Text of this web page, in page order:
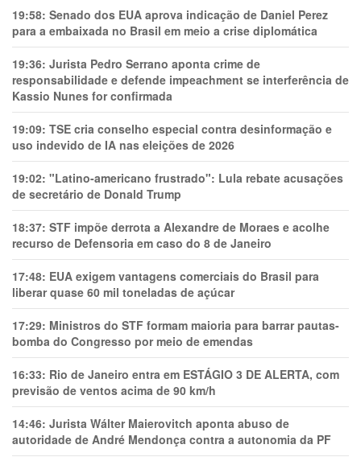
19:58: Senado dos EUA aprova indicação de Daniel Perez
para a embaixada no Brasil em meio a crise diplomática
19:36: Jurista Pedro Serrano aponta crime de
responsabilidade e defende impeachment se interferência de
Kassio Nunes for confirmada
19:09: TSE cria conselho especial contra desinformação e
uso indevido de IA nas eleições de 2026
19:02: "Latino-americano frustrado": Lula rebate acusações
de secretário de Donald Trump
18:37: STF impõe derrota a Alexandre de Moraes e acolhe
recurso de Defensoria em caso do 8 de Janeiro
17:48: EUA exigem vantagens comerciais do Brasil para
liberar quase 60 mil toneladas de açúcar
17:29: Ministros do STF formam maioria para barrar pautas-
bomba do Congresso por meio de emendas
16:33: Rio de Janeiro entra em ESTÁGIO 3 DE ALERTA, com
previsão de ventos acima de 90 km/h
14:46: Jurista Wálter Maierovitch aponta abuso de
autoridade de André Mendonça contra a autonomia da PF